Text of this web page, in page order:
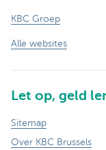
KBC Groep
Alle websites
Let op, geld
Sitemap
Over KBC Brussels